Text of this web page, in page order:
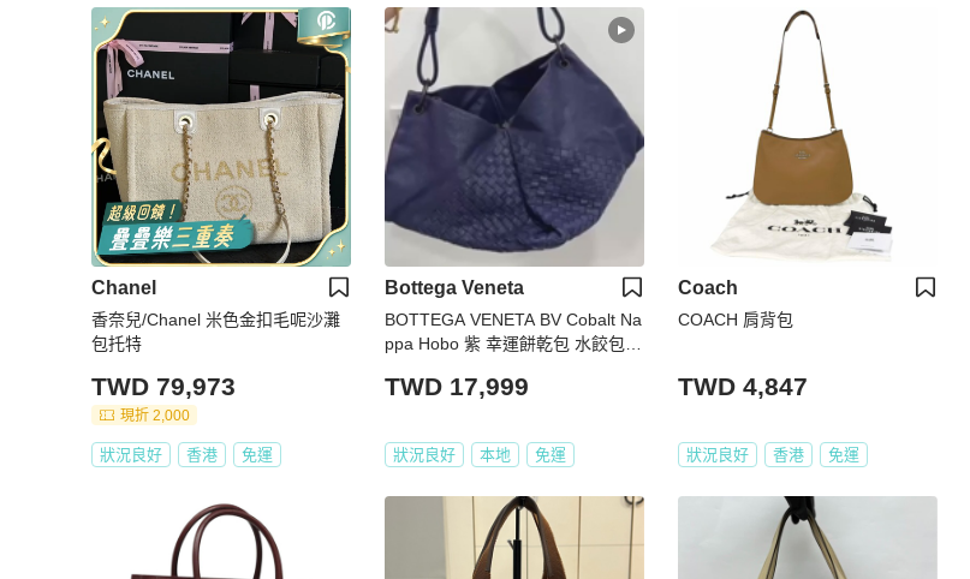
Chanel
香奈兒/Chanel 米色金扣毛呢沙灘
包托特
TWD 79,973
現折 2,000
狀況良好 香港 免運
Bottega Veneta
BOTTEGA VENETA BV Cobalt Na
ppa Hobo 紫 幸運餅乾包 水餃包
TWD 17,999
狀況良好 本地 免運
Coach
COACH 肩背包
TWD 4,847
狀況良好 香港 免運